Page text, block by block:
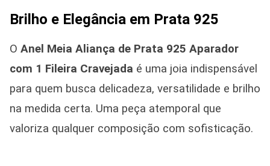
Brilho e Elegância em Prata 925
O Anel Meia Aliança de Prata 925 Aparador
com 1 Fileira Cravejada é uma joia indispensável
para quem busca delicadeza, versatilidade e brilho
na medida certa. Uma peça atemporal que
valoriza qualquer composição com sofisticação.